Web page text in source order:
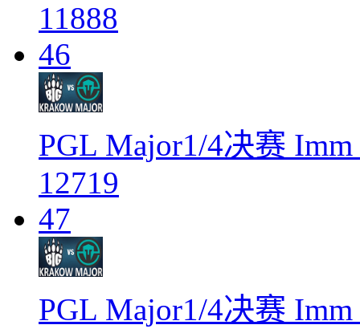
11888
46
PGL Major1/4决赛
12719
47
PGL Major1/4决赛